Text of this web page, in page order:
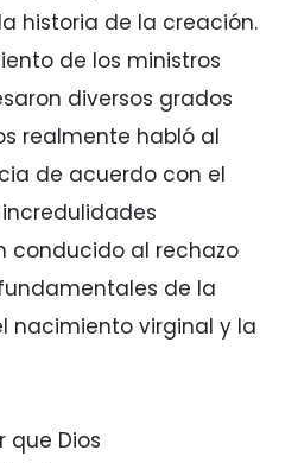
historia de la creación.
de los ministros
diversos grados
realmente habló al
de acuerdo con el
conducido al rechazo
de la
nacimiento virginal y la
que Dios